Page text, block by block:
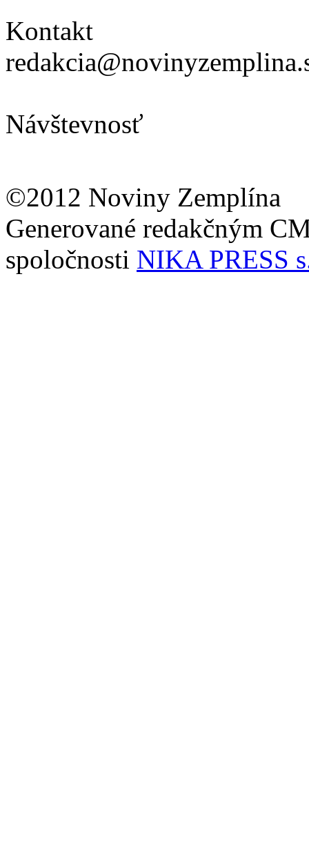
Kontakt
Návštevnosť
©2012 Noviny Zemplína
Generované redakčným
spoločnosti NIKA PRESS